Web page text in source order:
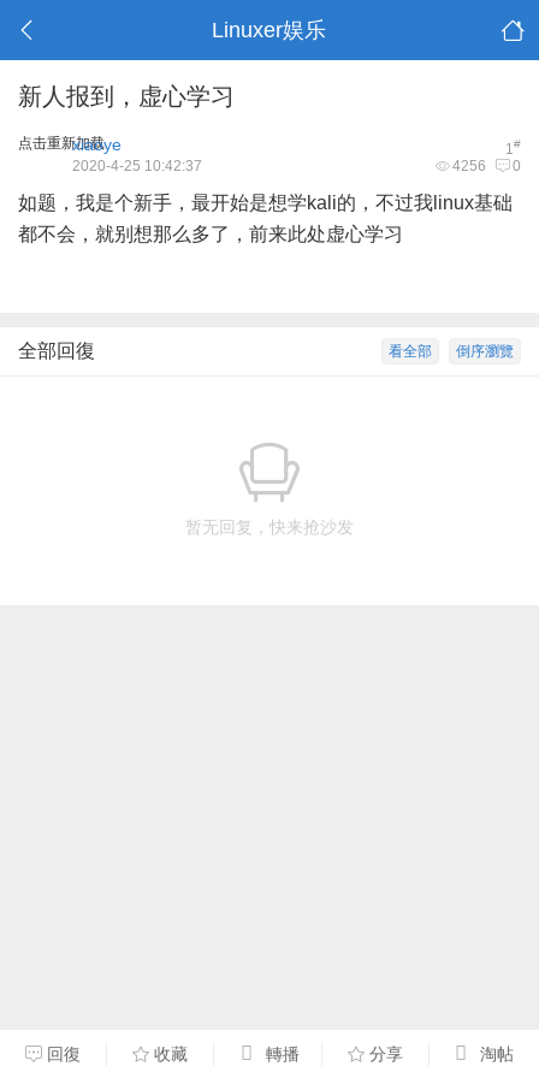
Linuxer娱乐
新人报到，虚心学习
点击重新加载 1#
xiaoye
4256 0
2020-4-25 10:42:37
如题，我是个新手，最开始是想学kali的，不过我linux基础
都不会，就别想那么多了，前来此处虚心学习
倒序瀏覽
看全部
全部回復
暂无回复，快来抢沙发
回復 收藏 轉播 分享 淘帖